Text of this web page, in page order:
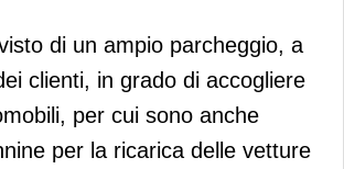
di un ampio parcheggio, a
clienti, in grado di accogliere
per cui sono anche
per la ricarica delle vetture